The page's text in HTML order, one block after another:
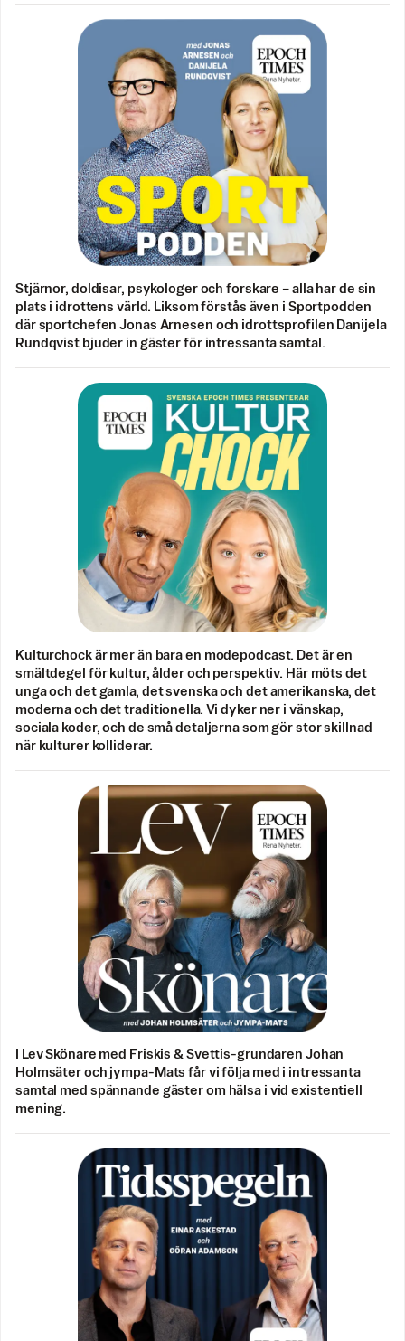
Stjärnor, doldisar, psykologer och forskare – alla har de sin
plats i idrottens värld. Liksom förstås även i Sportpodden
där sportchefen Jonas Arnesen och idrottsprofilen Danijela
Rundqvist bjuder in gäster för intressanta samtal.
Kulturchock är mer än bara en modepodcast. Det är en
smältdegel för kultur, ålder och perspektiv. Här möts det
unga och det gamla, det svenska och det amerikanska, det
moderna och det traditionella. Vi dyker ner i vänskap,
sociala koder, och de små detaljerna som gör stor skillnad
när kulturer kolliderar.
I Lev Skönare med Friskis & Svettis-grundaren Johan
Holmsäter och jympa-Mats får vi följa med i intressanta
samtal med spännande gäster om hälsa i vid existentiell
mening.